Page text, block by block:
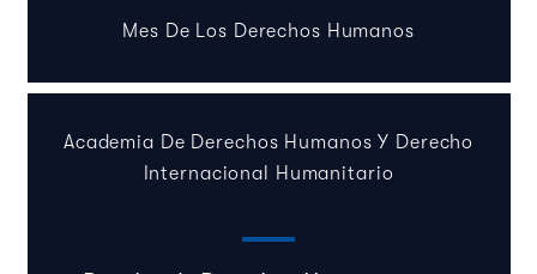
Mes De Los Derechos Humanos
Academia De Derechos Humanos Y Derecho
Internacional Humanitario